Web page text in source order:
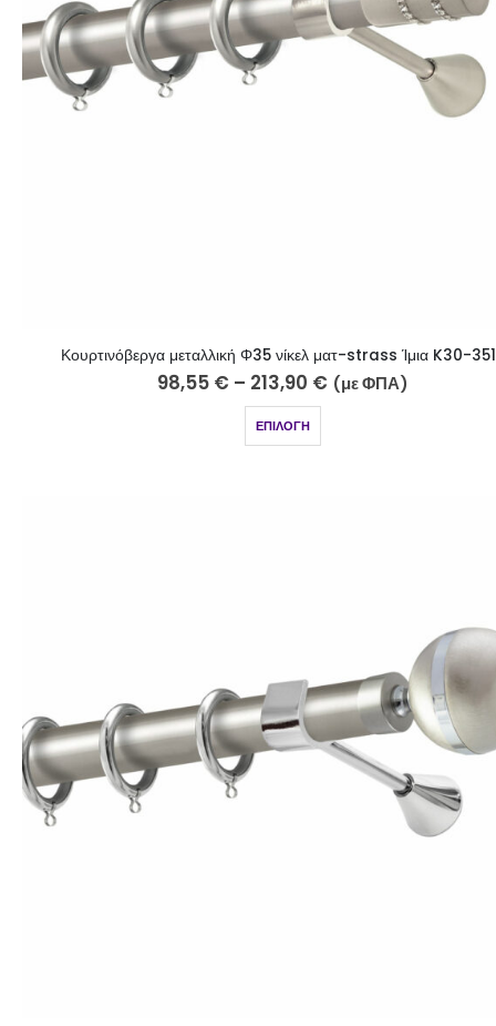
Κουρτινόβεργα μεταλλική Φ35 νίκελ ματ-strass Ίμια K30-
98,55 € – 213,90 € (με ΦΠΑ)
ΕΠΙΛΟΓΉ